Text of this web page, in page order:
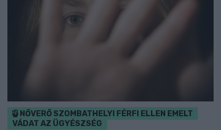
NŐVERŐ SZOMBATHELYI FÉRFI ELLEN EMELT
VÁDAT AZ ÜGYÉSZSÉG